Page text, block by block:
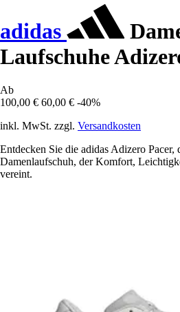
adidas
Laufschuhe
Ab
100,00 € 60,00 € -40%
inkl. MwSt. zzgl. Versandkosten
Entdecken Sie die adidas Adizero Pacer,
Damenlaufschuh, der Komfort,
vereint.